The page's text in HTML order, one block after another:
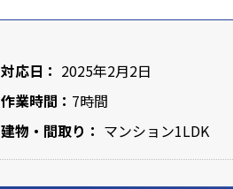
対応日： 2025年2月2日
作業時間： 7時間
建物・間取り： マンション1LDK